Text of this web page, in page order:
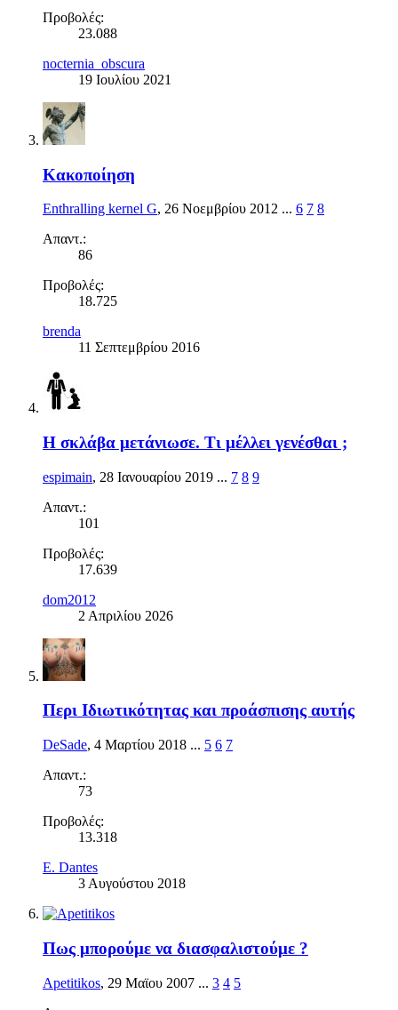
Προβολές:
23.088
nocternia_obscura
19 Ιουλίου 2021
Κακοποίηση
Enthralling kernel G, 26 Νοεμβρίου 2012 ... 6 7 8
Απαντ.:
86
Προβολές:
18.725
brenda
11 Σεπτεμβρίου 2016
Η σκλάβα μετάνιωσε. Τι μέλλει γενέσθαι ;
espimain, 28 Ιανουαρίου 2019 ... 7 8 9
Απαντ.:
101
Προβολές:
17.639
dom2012
2 Απριλίου 2026
Περι Ιδιωτικότητας και προάσπισης αυτής
DeSade, 4 Μαρτίου 2018 ... 5 6 7
Απαντ.:
73
Προβολές:
13.318
E. Dantes
3 Αυγούστου 2018
Πως μπορούμε να διασφαλιστούμε ?
Apetitikos, 29 Μαϊου 2007 ... 3 4 5